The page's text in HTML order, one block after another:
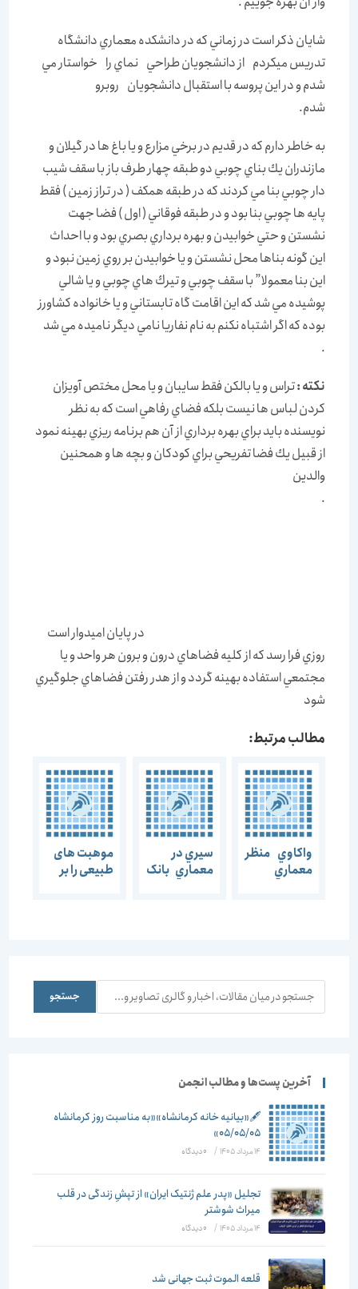
شايان ذكر است در زماني كه در دانشكده معماري دانشگاه
تدريس ميكردم از دانشجويان طراحي نماي را خواستار مي
شدم و در اين پروسه با استقبال دانشجويان روبرو
شدم.
به خاطر دارم كه در قديم در برخي مزارع و يا باغ ها در گيلان و
مازندران يك بناي چوبي دو طبقه چهار طرف باز با سقف شيب
دار چوبي بنا مي كردند كه در طبقه همكف ( در تراز زمين ) فقط
پايه ها چوبي بنا بود و در طبقه فوقاني ( اول ) فضا جهت
نشستن و حتي خوابيدن و بهره برداري بصري بود و با احداث
اين گونه بناها محل نشستن و يا خوابيدن بر روي زمين نبود و
اين بنا معمولا” با سقف چوبي و تيرك هاي چوبي و يا شالي
پوشيده مي شد كه اين اقامت گاه تابستاني و يا خانواده كشاورز
بوده كه اگر اشتباه نكنم به نام نفاريا نامي ديگر ناميده مي شد
نكته :تراس و يا بالكن فقط سايبان و يا محل مختص آويزان
كردن لباس ها نيست بلكه فضاي رفاهي است كه به نظر
نويسنده بايد براي بهره برداري از آن هم برنامه ريزي بهينه نمود
از قبيل يك فضا تفريحي براي كودكان و بچه ها و همحنين
والدين
.
در پايان اميدوار است
روزي فرا رسد كه از كليه فضاهاي درون و برون هر واحد و يا
مجتمعي استفاده بهينه گردد و از هدر رفتن فضاهاي جلوگيري
شود
مطالب مرتبط:
واكاوي منظر
معماري
سيري در
معماري بانک
موهبت های
طبیعی را بر
جستجو جستجو
آخرین پست‌ها و مطالب انجمن
🖋️«بیانیه خانه کرمانشاه»«به مناسبت روز کرمانشاه
۰۵/۰۵/۰۵»
14 مرداد 1405 / ۰ دیدگاه
تجلیل «پدر علم ژنتیک ایران» از تپشِ زندگی در قلب
میراث شوشتر
14 مرداد 1405 / ۰ دیدگاه
قلعه الموت ثبت جهانی شد